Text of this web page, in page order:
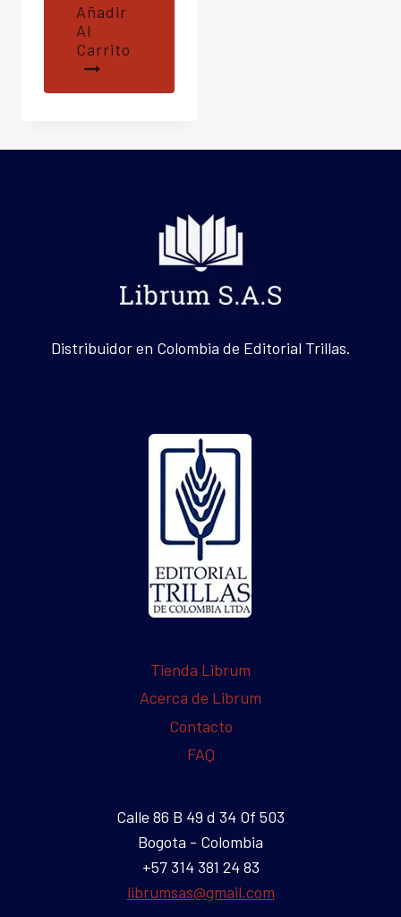
Añadir
Al
Carrito
Distribuidor en Colombia de Editorial Trillas.
Tienda Librum
Acerca de Librum
Contacto
FAQ
Calle 86 B 49 d 34 Of 503
Bogota - Colombia
+57 314 381 24 83
librumsas@gmail.com